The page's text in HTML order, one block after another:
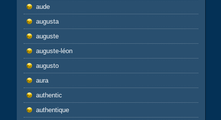
aude
augusta
auguste
auguste-léon
augusto
aura
authentic
authentique